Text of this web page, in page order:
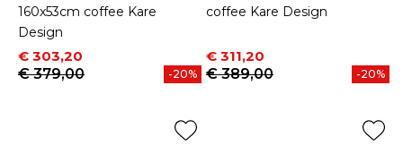
160x53cm coffee Kare
Design
Prijs
€ 303,20
Normale prijs
€ 379,00
-20%
coffee Kare Design
Prijs
€ 311,20
Normale prijs
€ 389,00
-20%